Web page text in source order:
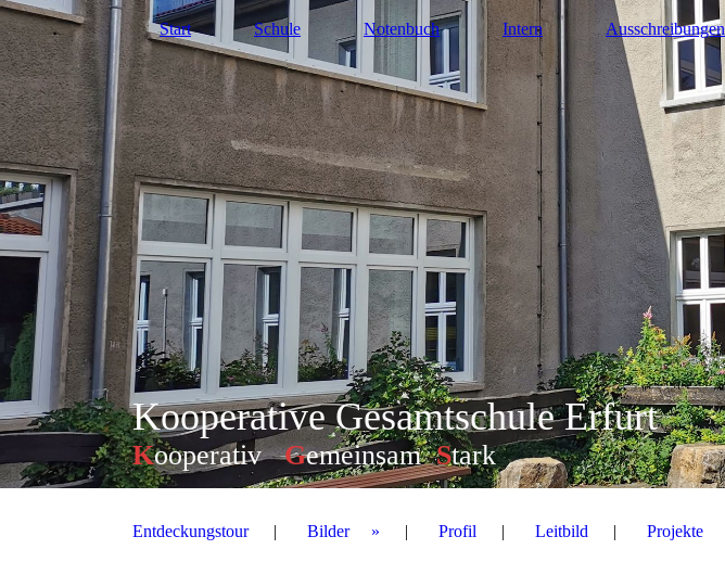
Start Schule Notenbuch Intern Ausschreibungen
Kooperative Gesamtschule Erfurt
Kooperativ Gemeinsam Stark
Entdeckungstour Bilder Profil Leitbild Projekte